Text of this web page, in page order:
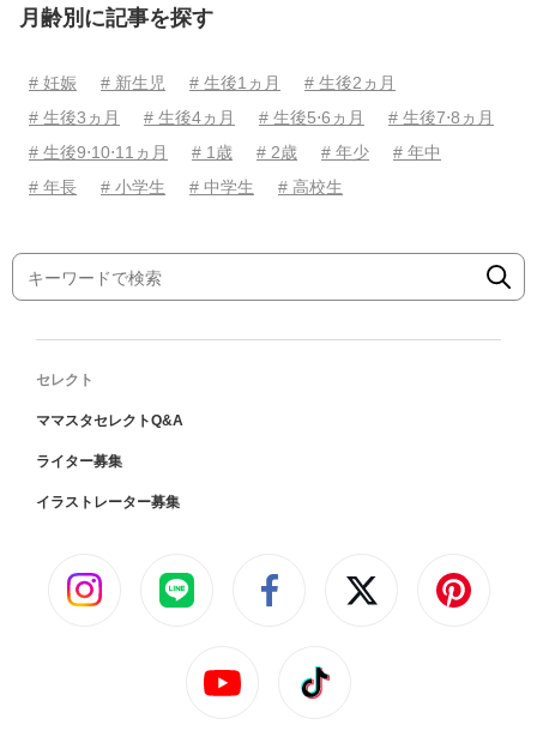
月齢別に記事を探す
# 妊娠 # 新生児 # 生後1ヵ月
# 生後2ヵ月
# 生後3ヵ月
# 生後4ヵ月 # 生後5⋅6ヵ月
# 生後7⋅8ヵ月
# 生後9⋅10⋅11ヵ月
# 1歳 # 2歳 # 年少
# 年中
# 年長
# 小学生 # 中学生 # 高校生
セレクト
ママスタセレクトQ&A
ライター募集
イラストレーター募集